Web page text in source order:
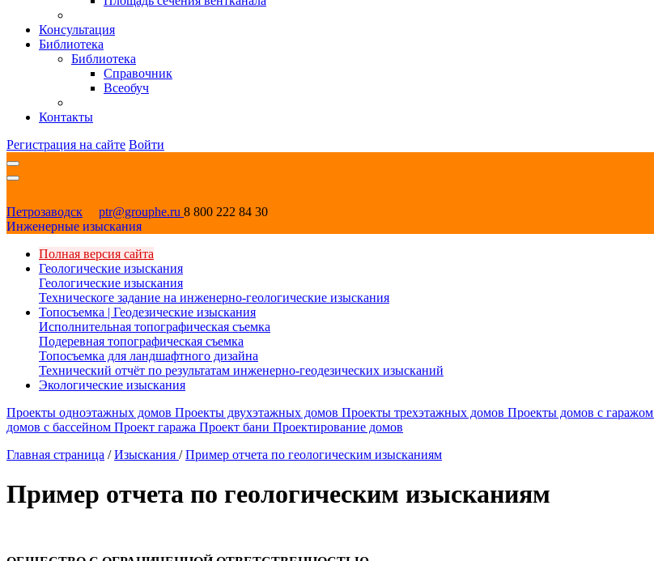
Консультация
Библиотека
Библиотека
Справочник
Всеобуч
Контакты
Регистрация на сайте Войти
Петрозаводск ptr@grouphe.ru 8 800 222 84 30
Инженерные изыскания
Полная версия сайта
Геологические изыскания
Геологические изыскания
Техническоге задание на инженерно-геологические изыскания
Топосъемка | Геодезические изыскания
Исполнительная топографическая съемка
Подеревная топографическая съемка
Топосъемка для ландшафтного дизайна
Технический отчёт по результатам инженерно-геодезических изысканий
Экологические изыскания
Проекты одноэтажных домов Проекты двухэтажных домов Проекты трехэтажных домов Проекты домов с гаражом
домов с бассейном Проект гаража Проект бани Проектирование домов
Главная страница / Изыскания / Пример отчета по геологическим изысканиям
Пример отчета по геологическим изысканиям